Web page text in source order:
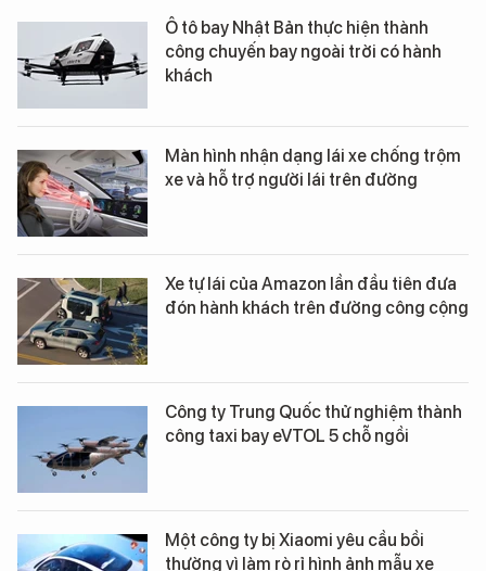
Ô tô bay Nhật Bản thực hiện thành
công chuyến bay ngoài trời có hành
khách
Màn hình nhận dạng lái xe chống trộm
xe và hỗ trợ người lái trên đường
Xe tự lái của Amazon lần đầu tiên đưa
đón hành khách trên đường công cộng
Công ty Trung Quốc thử nghiệm thành
công taxi bay eVTOL 5 chỗ ngồi
Một công ty bị Xiaomi yêu cầu bồi
thường vì làm rò rỉ hình ảnh mẫu xe